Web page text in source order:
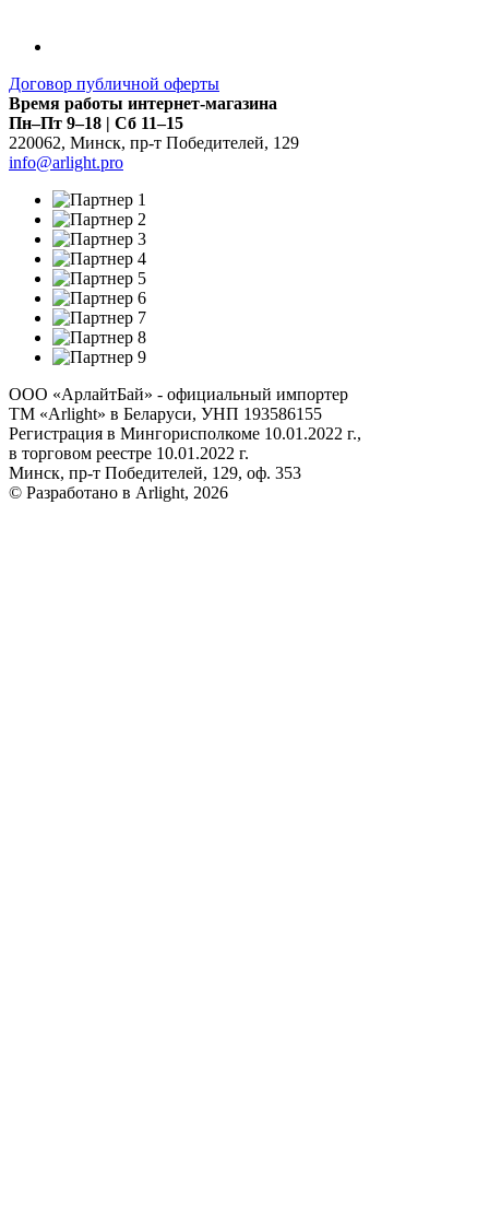
Договор публичной оферты
Время работы интернет-магазина
Пн–Пт 9–18 | Сб 11–15
220062, Минск, пр-т Победителей, 129
info@arlight.pro
ООО «АрлайтБай» - официальный импортер
ТМ «Arlight» в Беларуси, УНП 193586155
Регистрация в Мингорисполкоме 10.01.2022 г.,
в торговом реестре 10.01.2022 г.
Минск, пр-т Победителей, 129, оф. 353
© Разработано в Arlight, 2026